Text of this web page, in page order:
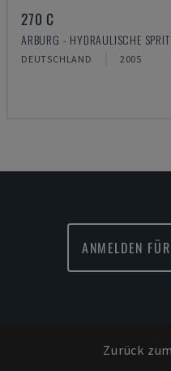
270 C
ARBURG - HYDRAULISCHE
DEUTSCHLAND 2005
ANMELDEN
Zurück